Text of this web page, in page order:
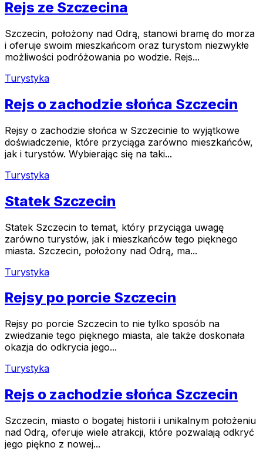
Rejs ze Szczecina
Szczecin, położony nad Odrą, stanowi bramę do morza
i oferuje swoim mieszkańcom oraz turystom niezwykłe
możliwości podróżowania po wodzie. Rejs...
Turystyka
Rejs o zachodzie słońca Szczecin
Rejsy o zachodzie słońca w Szczecinie to wyjątkowe
doświadczenie, które przyciąga zarówno mieszkańców,
jak i turystów. Wybierając się na taki...
Turystyka
Statek Szczecin
Statek Szczecin to temat, który przyciąga uwagę
zarówno turystów, jak i mieszkańców tego pięknego
miasta. Szczecin, położony nad Odrą, ma...
Turystyka
Rejsy po porcie Szczecin
Rejsy po porcie Szczecin to nie tylko sposób na
zwiedzanie tego pięknego miasta, ale także doskonała
okazja do odkrycia jego...
Turystyka
Rejs o zachodzie słońca Szczecin
Szczecin, miasto o bogatej historii i unikalnym położeniu
nad Odrą, oferuje wiele atrakcji, które pozwalają odkryć
jego piękno z nowej...